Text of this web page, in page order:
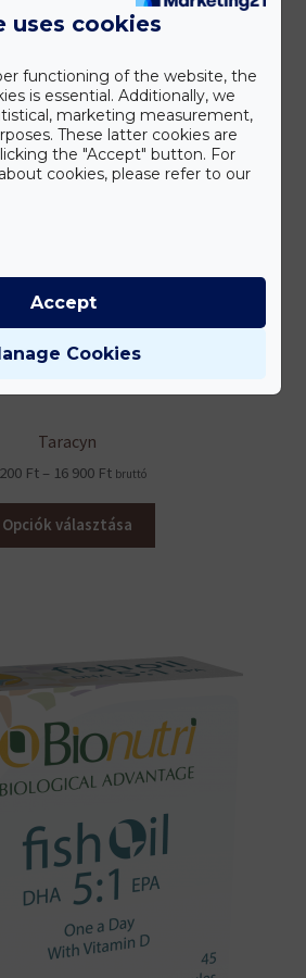
Taracyn
Ft – 16 900 FtÁrtartomány:
200 Ft
–
bruttó
Opciók választása
uses cookies
functioning of the website, the
is essential. Additionally, we
marketing measurement,
These latter cookies are
the "Accept" button. For
cookies, please refer to our
Cookies
Accept